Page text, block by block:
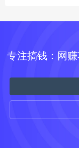
专注搞钱：网